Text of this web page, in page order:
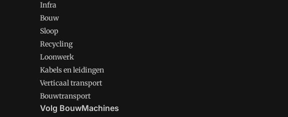
Infra
Bouw
Sloop
Recycling
Loonwerk
Kabels en leidingen
Verticaal transport
Bouwtransport
Volg BouwMachines